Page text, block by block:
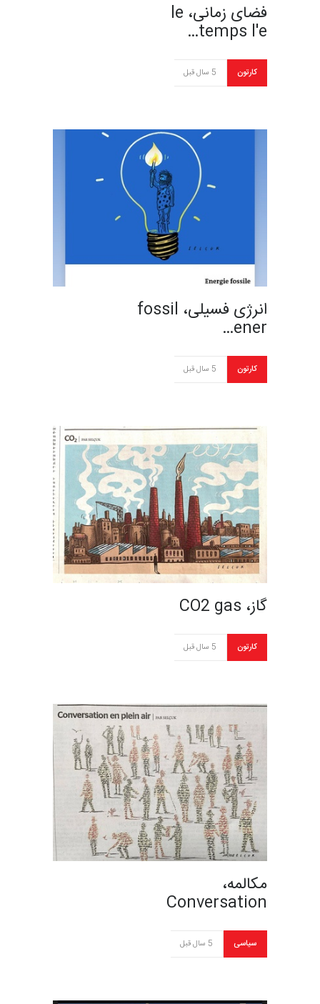
فضای زمانی، le
temps l'e…
کارتون 5 سال قبل
انرژی فسیلی، fossil
ener…
کارتون 5 سال قبل
گاز، CO2 gas
کارتون 5 سال قبل
مکالمه،
Conversation
سیاسی 5 سال قبل